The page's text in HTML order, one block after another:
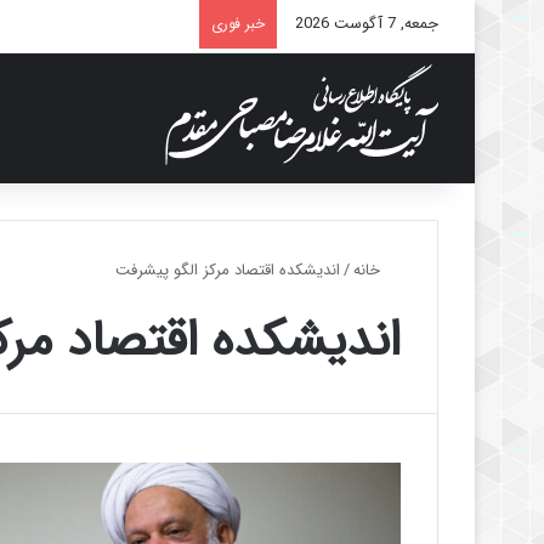
جمعه, 7 آگوست 2026 خبر فوری
خانه/اندیشکده اقتصاد مرکز الگو پیشرفت
اندیشکده اقتصاد